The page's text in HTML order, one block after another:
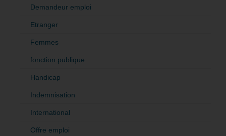
Demandeur emploi
Etranger
Femmes
fonction publique
Handicap
Indemnisation
International
Offre emploi